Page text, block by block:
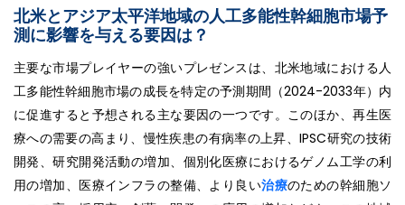
北米とアジア太平洋地域の人工多能性幹細胞市場予
測に影響を与える要因は ？
主要な市場プレイヤーの強いプレゼンスは、北米地域における人
工多能性幹細胞市場の成長を特定の予測期間（2024-2033年）内
に促進すると予想される主な要因の一つです。このほか、再生医
療への需要の高まり、慢性疾患の有病率の上昇、IPSC研究の技術
開発、研究開発活動の増加、個別化医療におけるゲノム工学の利
用の増加、医療インフラの整備、より良い治療のための幹細胞ソ